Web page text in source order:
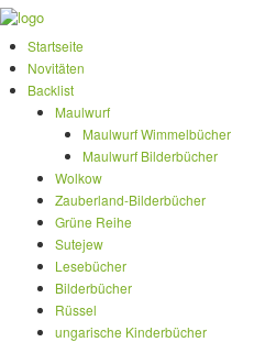
Startseite
Novitäten
Backlist
Maulwurf
Maulwurf Wimmelbücher
Maulwurf Bilderbücher
Wolkow
Zauberland-Bilderbücher
Grüne Reihe
Sutejew
Lesebücher
Bilderbücher
Rüssel
ungarische Kinderbücher